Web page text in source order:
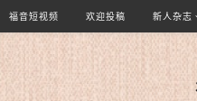
福音短视频 欢迎投稿 新人杂志